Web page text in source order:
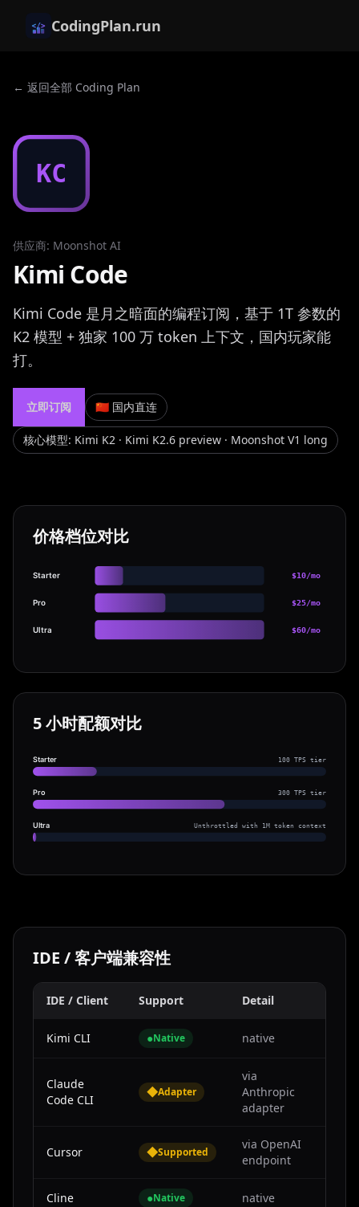
CodingPlan.run
← 返回全部 Coding Plan
KC
供应商: Moonshot AI
Kimi Code
Kimi Code 是月之暗面的编程订阅，基于 1T 参数的
K2 模型 + 独家 100 万 token 上下文，国内玩家能
打。
立即订阅 🇨🇳 国内直连
核心模型: Kimi K2 · Kimi K2.6 preview · Moonshot V1 long
价格档位对比
Starter $10/mo
Pro $25/mo
Ultra $60/mo
5 小时配额对比
Starter 100 TPS tier
Pro 300 TPS tier
Ultra Unthrottled with 1M token context
IDE / 客户端兼容性
IDE / Client Support Detail
Kimi CLI ●Native native
Claude
Code CLI
◆Adapter
via
Anthropic
adapter
Cursor ◆Supported
via OpenAI
endpoint
Cline ●Native native